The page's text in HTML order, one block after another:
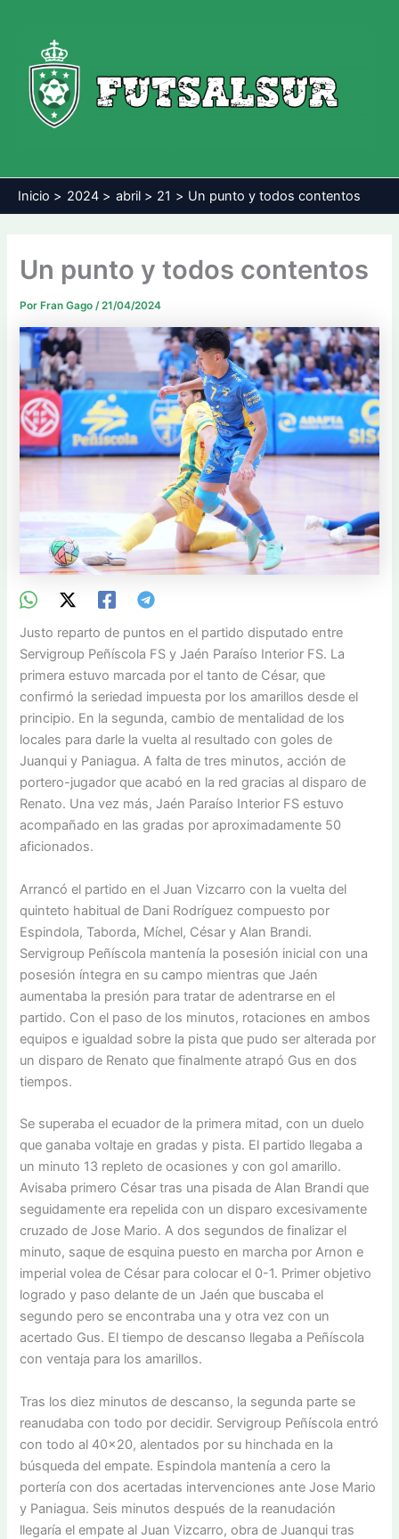
contenido
Inicio 2024 abril 21 Un punto y todos contentos
Un punto y todos contentos
PorFran Gago /21/04/2024
Justo reparto de puntos en el partido disputado entre
Servigroup Peñíscola FS y Jaén Paraíso Interior FS. La
primera estuvo marcada por el tanto de César, que
confirmó la seriedad impuesta por los amarillos desde el
principio. En la segunda, cambio de mentalidad de los
locales para darle la vuelta al resultado con goles de
Juanqui y Paniagua. A falta de tres minutos, acción de
portero-jugador que acabó en la red gracias al disparo de
Renato. Una vez más, Jaén Paraíso Interior FS estuvo
acompañado en las gradas por aproximadamente 50
aficionados.
Arrancó el partido en el Juan Vizcarro con la vuelta del
quinteto habitual de Dani Rodríguez compuesto por
Espindola, Taborda, Míchel, César y Alan Brandi.
Servigroup Peñíscola mantenía la posesión inicial con una
posesión íntegra en su campo mientras que Jaén
aumentaba la presión para tratar de adentrarse en el
partido. Con el paso de los minutos, rotaciones en ambos
equipos e igualdad sobre la pista que pudo ser alterada por
un disparo de Renato que finalmente atrapó Gus en dos
tiempos.
Se superaba el ecuador de la primera mitad, con un duelo
que ganaba voltaje en gradas y pista. El partido llegaba a
un minuto 13 repleto de ocasiones y con gol amarillo.
Avisaba primero César tras una pisada de Alan Brandi que
seguidamente era repelida con un disparo excesivamente
cruzado de Jose Mario. A dos segundos de finalizar el
minuto, saque de esquina puesto en marcha por Arnon e
imperial volea de César para colocar el 0-1. Primer objetivo
logrado y paso delante de un Jaén que buscaba el
segundo pero se encontraba una y otra vez con un
acertado Gus. El tiempo de descanso llegaba a Peñíscola
con ventaja para los amarillos.
Tras los diez minutos de descanso, la segunda parte se
reanudaba con todo por decidir. Servigroup Peñíscola entró
con todo al 40×20, alentados por su hinchada en la
búsqueda del empate. Espindola mantenía a cero la
portería con dos acertadas intervenciones ante Jose Mario
y Paniagua. Seis minutos después de la reanudación
llegaría el empate al Juan Vizcarro, obra de Juanqui tras